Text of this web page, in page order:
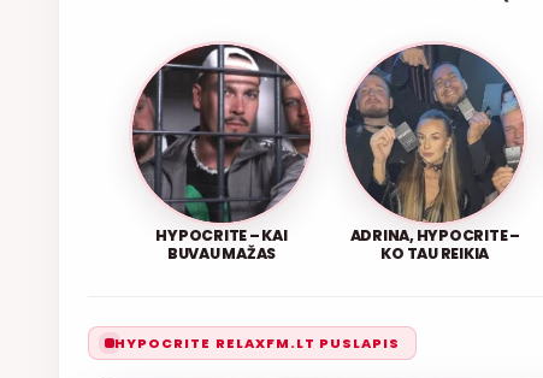
HYPOCRITE – KAI
BUVAU MAŽAS
ADRINA, HYPOCRITE –
KO TAU REIKIA
HYPOCRITE RELAXFM.LT PUSLAPIS